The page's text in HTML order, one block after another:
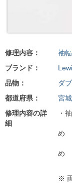
修理内容：
袖
ブランド：
品物：
ダ
都道府県：
宮
修理内容の詳
細
・
(
め
(
め
(
※